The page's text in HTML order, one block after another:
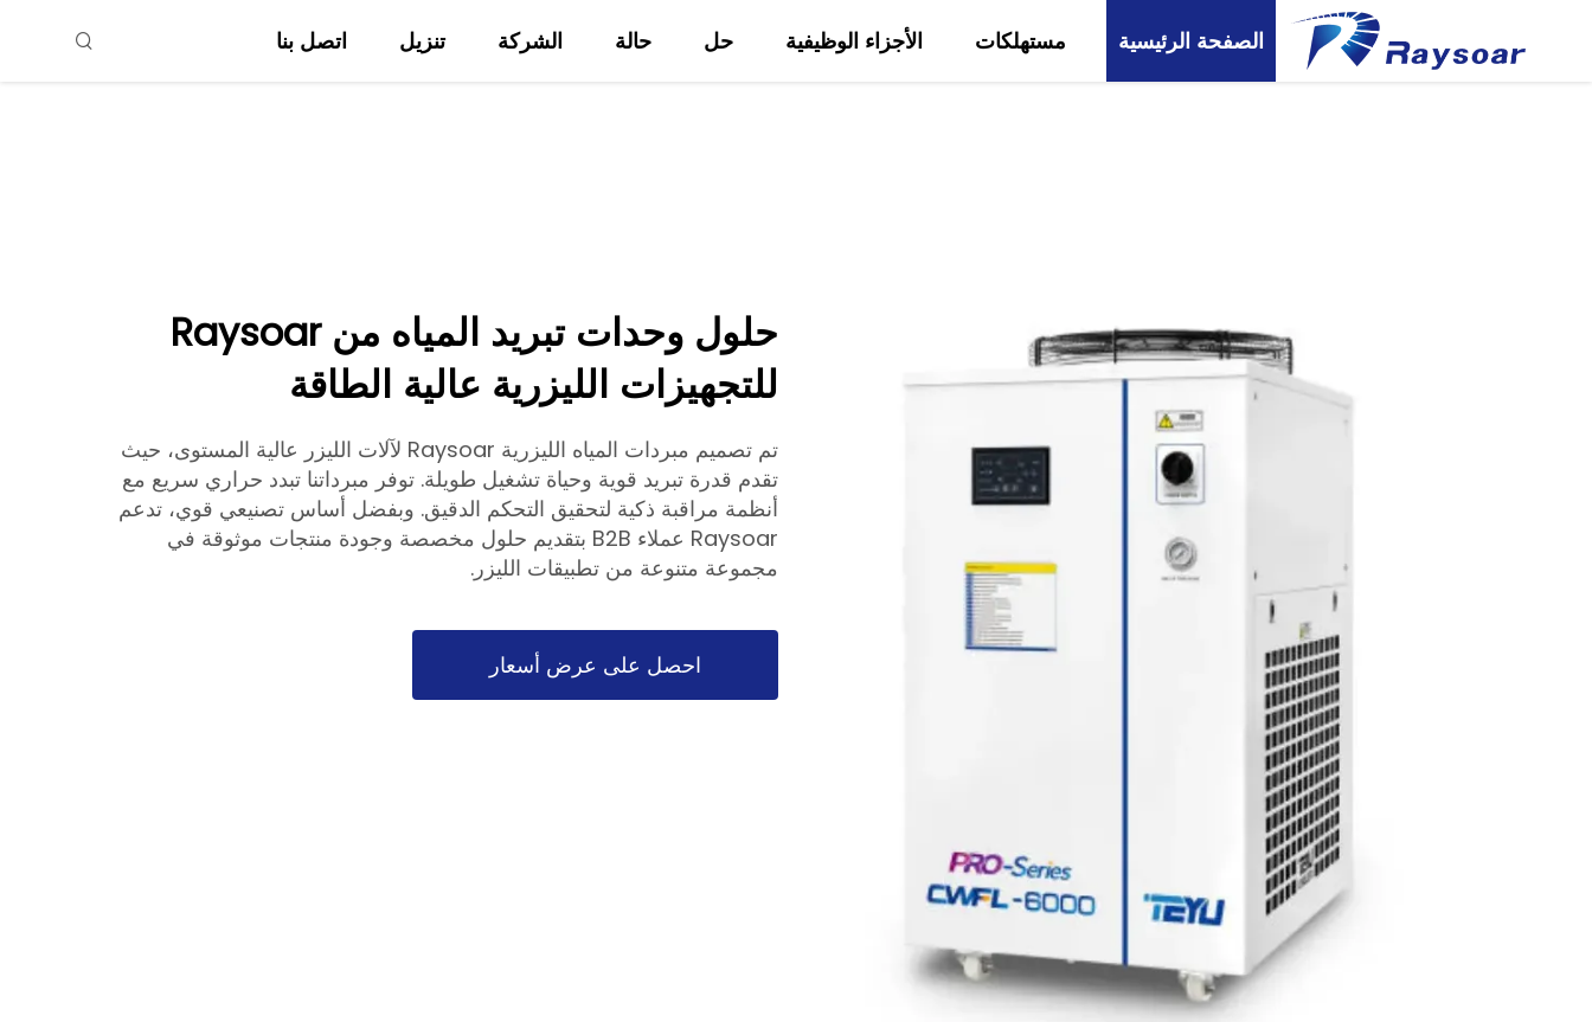
الصفحة الرئيسية مستهلكات الأجزاء الوظيفية حل حالة الشركة تنزيل اتصل بنا
حلول وحدات تبريد المياه من Raysoar
للتجهيزات الليزرية عالية الطاقة
تم تصميم مبردات المياه الليزرية Raysoar لآلات الليزر عالية المستوى، حيث
تقدم قدرة تبريد قوية وحياة تشغيل طويلة. توفر مبرداتنا تبدد حراري سريع مع
أنظمة مراقبة ذكية لتحقيق التحكم الدقيق. وبفضل أساس تصنيعي قوي، تدعم
Raysoar عملاء B2B بتقديم حلول مخصصة وجودة منتجات موثوقة في
مجموعة متنوعة من تطبيقات الليزر.
احصل على عرض أسعار